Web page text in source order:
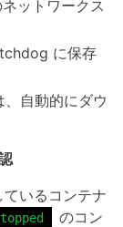
ットワークス
に保存
自動的にダウ
いるコンテナ
のコン